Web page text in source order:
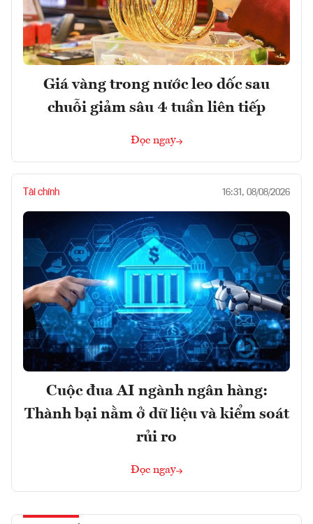
Giá vàng trong nước leo dốc sau
chuỗi giảm sâu 4 tuần liên tiếp
Đọc ngay
Tài chính 16:31, 08/08/2026
Cuộc đua AI ngành ngân hàng:
Thành bại nằm ở dữ liệu và kiểm soát
rủi ro
Đọc ngay